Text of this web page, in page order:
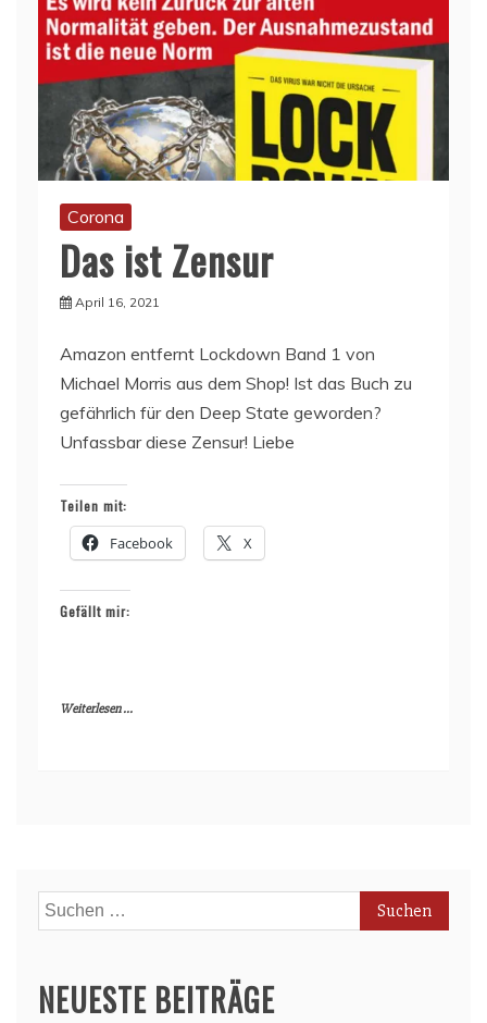
Corona
Das ist Zensur
April 16, 2021
Amazon entfernt Lockdown Band 1 von
Michael Morris aus dem Shop! Ist das Buch zu
gefährlich für den Deep State geworden?
Unfassbar diese Zensur! Liebe
Teilen mit:
Facebook X
Gefällt mir:
Weiterlesen ...
Suchen
nach:
NEUESTE BEITRÄGE